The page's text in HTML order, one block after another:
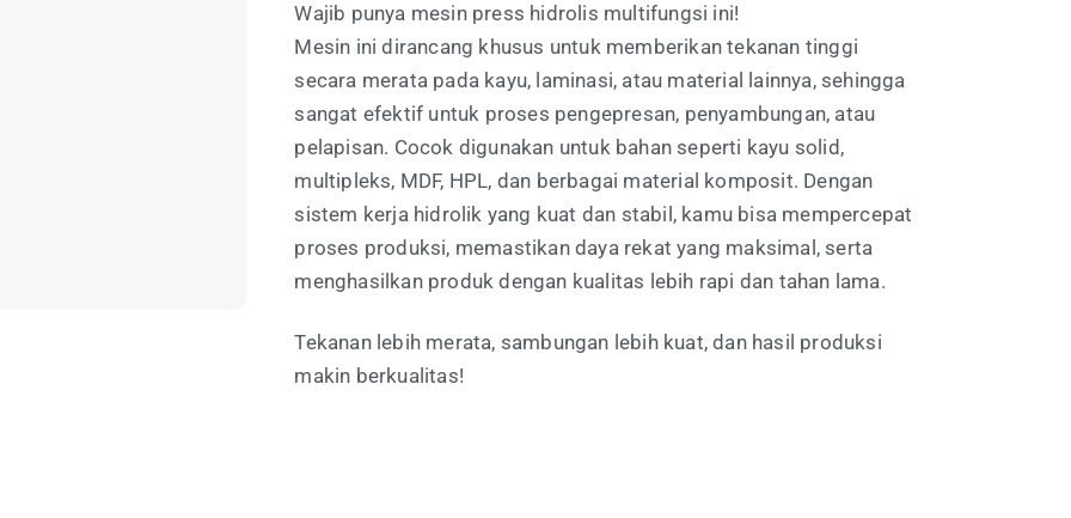
Wajib punya mesin press hidrolis multifungsi ini!
Mesin ini dirancang khusus untuk memberikan tekanan tinggi
secara merata pada kayu, laminasi, atau material lainnya, sehingga
sangat efektif untuk proses pengepresan, penyambungan, atau
pelapisan. Cocok digunakan untuk bahan seperti kayu solid,
multipleks, MDF, HPL, dan berbagai material komposit. Dengan
sistem kerja hidrolik yang kuat dan stabil, kamu bisa mempercepat
proses produksi, memastikan daya rekat yang maksimal, serta
menghasilkan produk dengan kualitas lebih rapi dan tahan lama.
Tekanan lebih merata, sambungan lebih kuat, dan hasil produksi
makin berkualitas!